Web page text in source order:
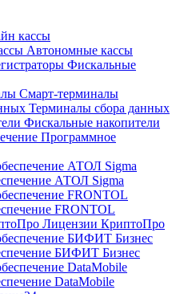
кассы
Автономные кассы
Фискальные
Смарт-терминалы
Терминалы сбора данных
Фискальные накопители
Программное
АТОЛ Sigma
FRONTOL
Лицензии КриптоПро
БИФИТ Бизнес
DataMobile